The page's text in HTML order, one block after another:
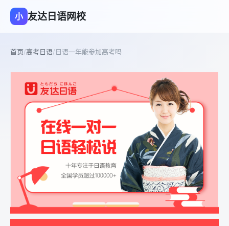
小 友达日语网校
首页/高考日语/日语一年能参加高考吗